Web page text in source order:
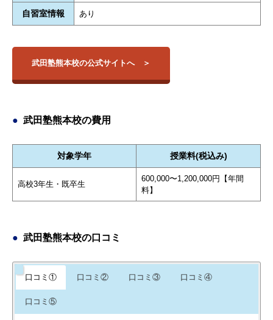
自習室情報 あり
武田塾熊本校の公式サイトへ
武田塾熊本校の費用
対象学年 授業料(税込み)
高校3年生・既卒生
600,000〜1,200,000円【年間
料】
武田塾熊本校の口コミ
口コミ① 口コミ② 口コミ③ 口コミ④
口コミ⑤